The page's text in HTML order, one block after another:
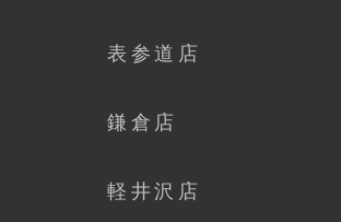
表参道店
鎌倉店
軽井沢店